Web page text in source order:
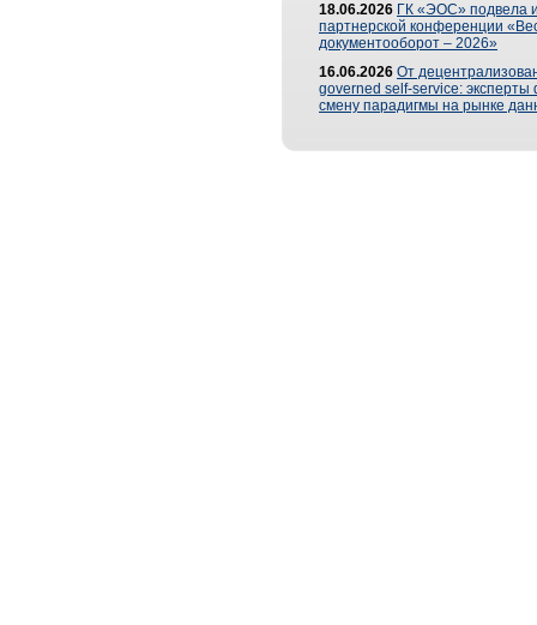
18.06.2026 ГК «ЭОС» подвела
партнерской конференции
документооборот – 2026»
16.06.2026 От
governed self-service: эксперты
смену парадигмы на рынке